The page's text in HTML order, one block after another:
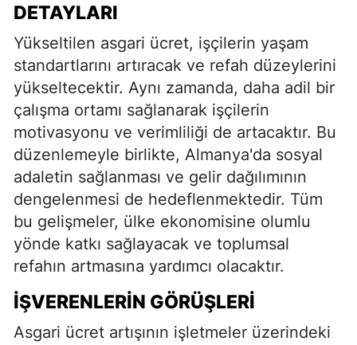
DETAYLARI
Yükseltilen asgari ücret, işçilerin yaşam
standartlarını artıracak ve refah düzeylerini
yükseltecektir. Aynı zamanda, daha adil bir
çalışma ortamı sağlanarak işçilerin
motivasyonu ve verimliliği de artacaktır. Bu
düzenlemeyle birlikte, Almanya'da sosyal
adaletin sağlanması ve gelir dağılımının
dengelenmesi de hedeflenmektedir. Tüm
bu gelişmeler, ülke ekonomisine olumlu
yönde katkı sağlayacak ve toplumsal
refahın artmasına yardımcı olacaktır.
İŞVERENLERIN GÖRÜŞLERI
Asgari ücret artışının işletmeler üzerindeki